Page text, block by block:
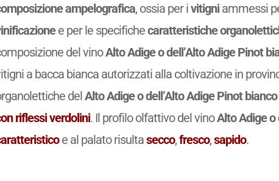
ampelografica, ossia per ivitigniammessi
e per le specifichecaratteristiche
del vinoAlto Adige o dell’Alto Adige Pinot
a bacca bianca autorizzati alla coltivazione in
delAlto Adige o dell’Alto Adige Pinot bianco
riflessi verdolini. Il profilo olfattivo del vinoAlto Adige o
e al palato risultasecco,fresco,sapido.